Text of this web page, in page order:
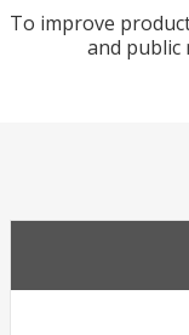
To improve
and